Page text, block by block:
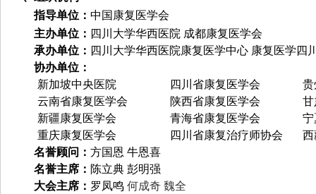
指导单位：中国康复医学会
主办单位： 四川大学华西医院 成都康复医学会
承办单位： 四川大学华西医院康复医学中心 康复医学四
协办单位：
新加坡中央医院
四川省康复医学会
云南省康复医学会
陕西省康复医学会
新疆康复医学会
青海省康复医学会
重庆康复医学会
四川省康复治疗师协会
名誉顾问：方国恩 牛恩喜
名誉主席： 陈立典 彭明强
大会主席： 罗凤鸣何成奇 魏全